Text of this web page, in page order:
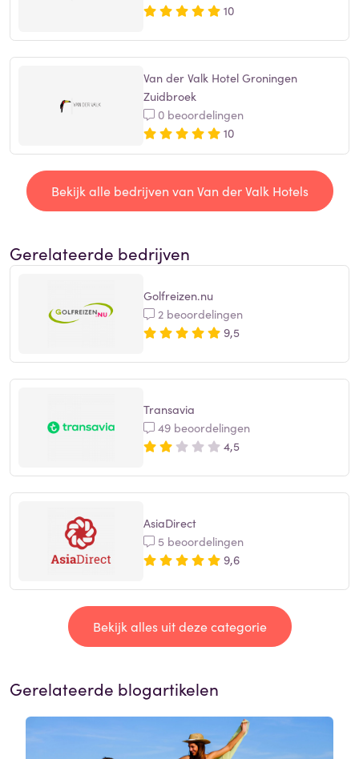
10
Van der Valk Hotel Groningen
Zuidbroek
0 beoordelingen
10
Bekijk alle bedrijven van Van der Valk Hotels
Gerelateerde bedrijven
Golfreizen.nu
2 beoordelingen
9,5
Transavia
49 beoordelingen
4,5
AsiaDirect
5 beoordelingen
9,6
Bekijk alles uit deze categorie
Gerelateerde blogartikelen